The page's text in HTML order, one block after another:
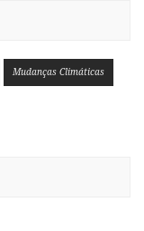
Mudanças Climáticas